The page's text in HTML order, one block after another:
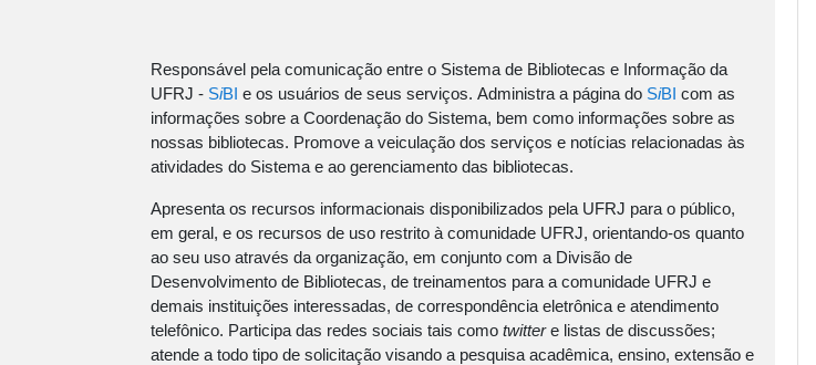
Responsável pela comunicação entre o Sistema de Bibliotecas e Informação da
UFRJ - SiBI e os usuários de seus serviços. Administra a página do SiBI com as
informações sobre a Coordenação do Sistema, bem como informações sobre as
nossas bibliotecas. Promove a veiculação dos serviços e notícias relacionadas às
atividades do Sistema e ao gerenciamento das bibliotecas.
Apresenta os recursos informacionais disponibilizados pela UFRJ para o público,
em geral, e os recursos de uso restrito à comunidade UFRJ, orientando-os quanto
ao seu uso através da organização, em conjunto com a Divisão de
Desenvolvimento de Bibliotecas, de treinamentos para a comunidade UFRJ e
demais instituições interessadas, de correspondência eletrônica e atendimento
telefônico. Participa das redes sociais tais comotwittere listas de discussões;
atende a todo tipo de solicitação visando a pesquisa acadêmica, ensino, extensão e